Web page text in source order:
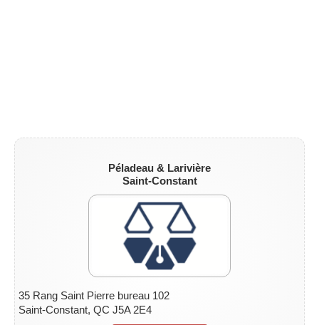
Péladeau & Larivière
Saint-Constant
35 Rang Saint Pierre bureau 102
Saint-Constant, QC J5A 2E4